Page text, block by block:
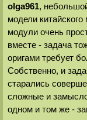
olga961,
модели
модули очень
вместе - задача
оригами требует
Собственно, и
старались
сложные и
одном и том же -